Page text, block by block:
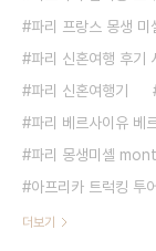
파리 프랑스 몽생 미
파리 신혼여행 후기
파리 신혼여행기
파리 베르사이유 베
파리 몽생미셸
아프리카 트럭킹 투어
더보기